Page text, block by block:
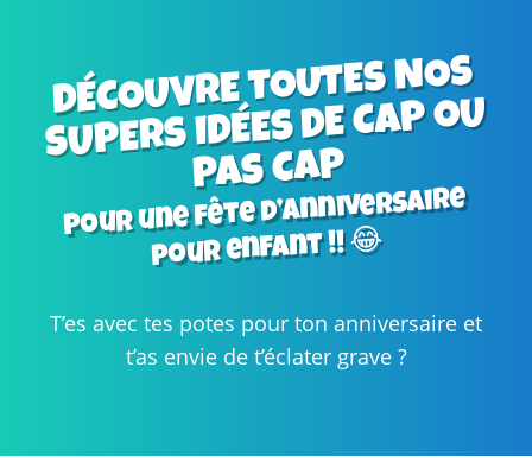
DÉCOUVRE TOUTES NOS
SUPERS IDÉES DE CAP OU
PAS CAP
pour une fête d’anniversaire
pour enfant !! 😂
T’es avec tes potes pour ton anniversaire et
t’as envie de t’éclater grave ?